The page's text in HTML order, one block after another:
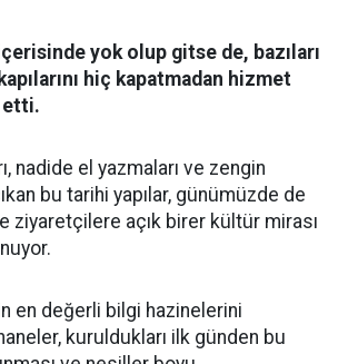
yok olup gitse de, bazıları
hiç kapatmadan hizmet
etti.
nadide el yazmaları ve zengin
bu tarihi yapılar, günümüzde de
ziyaretçilere açık birer kültür mirası